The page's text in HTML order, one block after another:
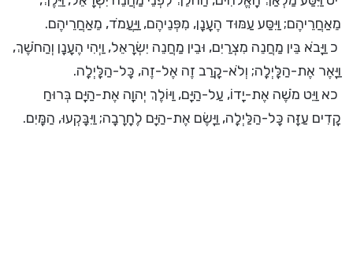
מֵאַחֲרֵיהֶם; וַיִּסַּע עַמּוּד הֶעָנָן, מִפְּנֵיהֶם, וַיַּעֲמֹד, מֵאַחֲרֵיהֶם.
כ וַיָּבֹא בֵּין מַחֲנֵה מִצְרַיִם, וּבֵין מַחֲנֵה יִשְׂרָאֵל, וַיְהִי הֶעָנָן וְהַחֹשֶׁךְ,
וַיָּאֶר אֶת-הַלָּיְלָה; וְלֹא-קָרַב זֶה אֶל-זֶה, כָּל-הַלָּיְלָה.
כא וַיֵּט מֹשֶׁה אֶת-יָדוֹ, עַל-הַיָּם, וַיּוֹלֶךְ יְהוָה אֶת-הַיָּם בְּרוּחַ
קָדִים עַזָּה כָּל-הַלַּיְלָה, וַיָּשֶׂם אֶת-הַיָּם לֶחָרָבָה; וַיִּבָּקְעוּ, הַמָּיִם.